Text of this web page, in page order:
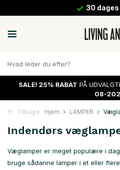
30 dages
SALE! 25% RABAT PÅ
08-
Tilbage Hjem LAMPER
Indendørs
Væglamper er meget populære i
bruge sådanne lamper i et eller